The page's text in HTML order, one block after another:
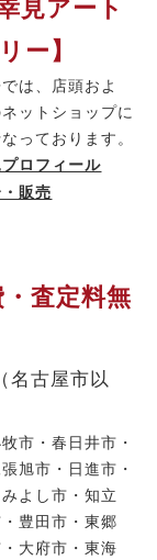
見アート
ー】
は、店頭およ
ットショップに
っております。
プロフィール
販売
査定料無
名古屋市以
市・春日井市・
旭市・日進市・
よし市・知立
豊田市・東郷
大府市・東海